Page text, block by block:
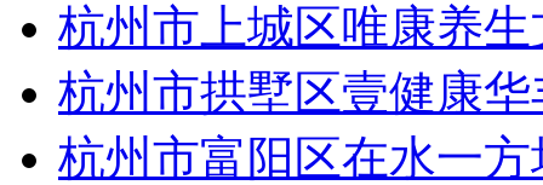
杭州市上城区唯康养
杭州市拱墅区壹健康
杭州市富阳区在水一